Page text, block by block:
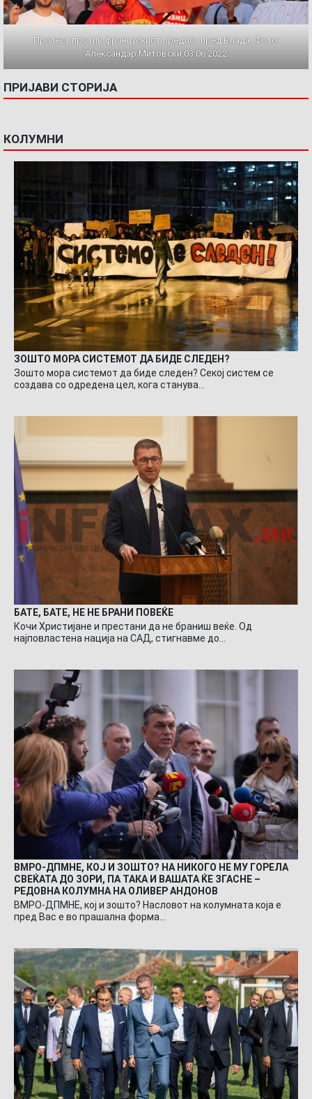
Протест против францускиот предлог пред Влада. Фото:
Александар Митовски,03.06.2022
ПРИЈАВИ СТОРИЈА
КОЛУМНИ
ЗОШТО МОРА СИСТЕМОТ ДА БИДЕ СЛЕДЕН?
Зошто мора системот да биде следен? Секој систем се
создава со одредена цел, кога станува…
БАТЕ, БАТЕ, НЕ НЕ БРАНИ ПОВЕЌЕ
Кочи Христијане и престани да не браниш веќе. Од
најповластена нација на САД, стигнавме до…
ВМРО-ДПМНЕ, КОЈ И ЗОШТО? НА НИКОГО НЕ МУ ГОРЕЛА
СВЕЌАТА ДО ЗОРИ, ПА ТАКА И ВАШАТА ЌЕ ЗГАСНЕ –
РЕДОВНА КОЛУМНА НА ОЛИВЕР АНДОНОВ
ВМРО-ДПМНЕ, кој и зошто? Насловот на колумната која е
пред Вас е во прашална форма…